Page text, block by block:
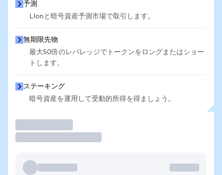
予測
LIonと暗号資産予測市場で取引します。
無期限先物
最大50倍のレバレッジでトークンをロングまたはショー
トします。
ステーキング
暗号資産を運用して受動的所得を得ましょう。